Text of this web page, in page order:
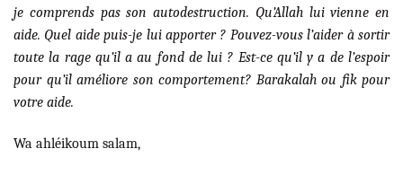
je comprends pas son autodestruction. Qu’Allah lui vienne en
aide. Quel aide puis-je lui apporter ? Pouvez-vous l’aider à sortir
toute la rage qu’il a au fond de lui ? Est-ce qu’il y a de l’espoir
pour qu’il améliore son comportement? Barakalah ou fik pour
votre aide.
Wa ahléikoum salam,